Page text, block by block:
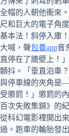
全帽的人朝他衝來
尺和巨大的電子角
基本法！斜停入庫
大喊，聲包養app音
直停在了牆壁上！
顫抖。「垂直泊車
與停車線的夾角是
受懲罰！」懲罰的
百次失敗集錦》的
從科幻電影裡開出
過。跑車的輪胎發